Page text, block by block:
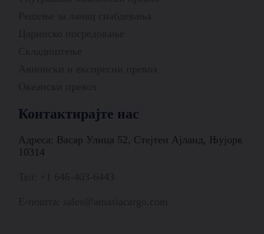
Контактирајте нас
Адреса: Васар Улица 52, Стејтен Ајланд, Њујорк
10314